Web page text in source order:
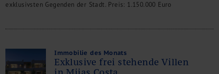
exklusivsten Gegenden der Stadt. Preis: 1.150.000 Euro
Immobilie des Monats
Exklusive frei stehende Villen